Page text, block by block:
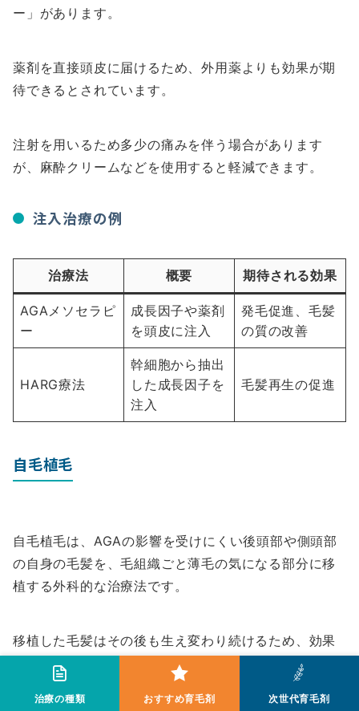
治療の種類 おすすめ育毛剤 次世代育毛剤
ー」があります。
薬剤を直接頭皮に届けるため、外用薬よりも効果が期
待できるとされています。
注射を用いるため多少の痛みを伴う場合があります
が、麻酔クリームなどを使用すると軽減できます。
注入治療の例
治療法 概要 期待される効果
AGAメソセラピ
ー
成長因子や薬剤
を頭皮に注入
発毛促進、毛髪
の質の改善
HARG療法
幹細胞から抽出
した成長因子を
注入
毛髪再生の促進
自毛植毛
自毛植毛は、AGAの影響を受けにくい後頭部や側頭部
の自身の毛髪を、毛組織ごと薄毛の気になる部分に移
植する外科的な治療法です。
移植した毛髪はその後も生え変わり続けるため、効果
の持続性が高いのが特徴です。